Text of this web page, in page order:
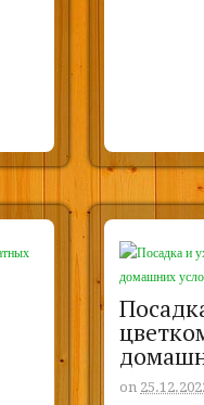
on